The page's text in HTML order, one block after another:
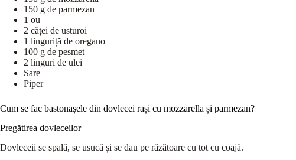
150 g de parmezan
1 ou
2 căței de usturoi
1 linguriță de oregano
100 g de pesmet
2 linguri de ulei
Sare
Piper
Cum se fac bastonașele din dovlecei rași cu mozzarella și parmezan?
Pregătirea dovleceilor
Dovleceii se spală, se usucă și se dau pe răzătoare cu tot cu coajă.